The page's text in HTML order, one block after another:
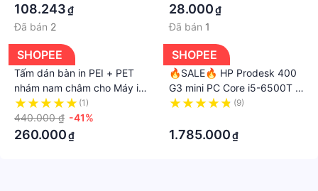
Trắng Tro Dài Twelve Gods
Hình Tượng Nữ Thần Ember
108.243₫
Đã bán 2
28.000₫
Đã bán 1
SHOPEE
Tấm dán bàn in PEI + PET
nhám nam châm cho Máy in
3D
(1)
440.000 ₫ -41%
260.000₫
SHOPEE
🔥SALE🔥 HP Prodesk 400
G3 mini PC Core i5-6500T /
Wifi / Win 10
(9)
1.785.000₫